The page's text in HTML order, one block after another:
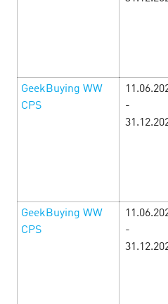
Месяц
GeekBuying WW
CPS
-
GeekBuying WW
CPS
-